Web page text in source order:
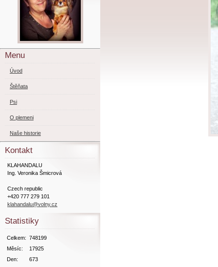
Menu
Úvod
Štěňata
Psi
O plemeni
Naše historie
Kontakt
KLAHANDALU
Ing. Veronika Šmicrová
Czech republic
+420 777 279 101
klahandalu@volny.cz
Statistiky
Celkem: 748199
Měsíc:
17925
Den:
673